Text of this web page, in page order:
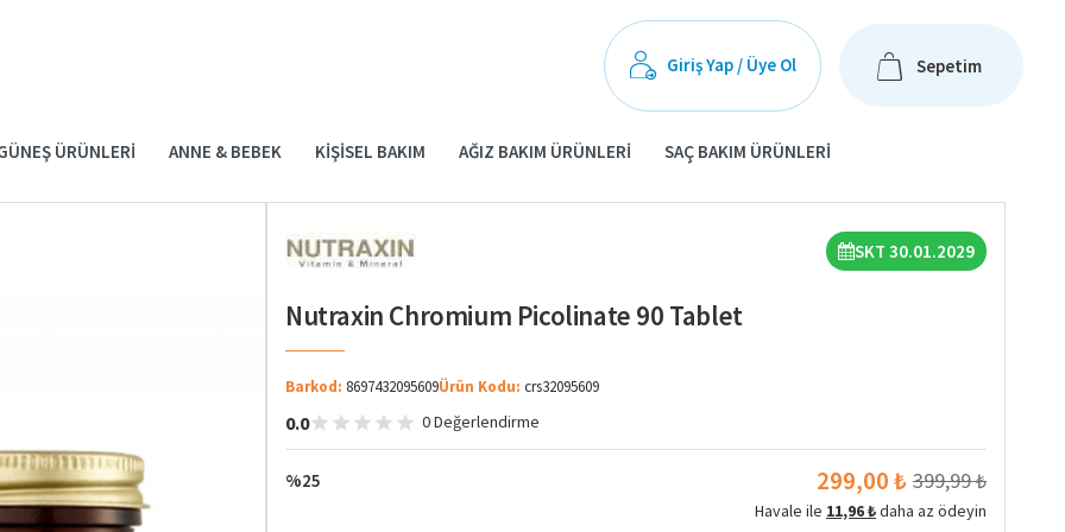
Giriş Yap / Üye Ol Sepetim
ÜRÜNLERI ANNE & BEBEK KIŞISEL BAKIM AĞIZ BAKIM ÜRÜNLERI SAÇ BAKIM ÜRÜNLERI
SKT 30.01.2029
Nutraxin Chromium Picolinate 90 Tablet
Barkod: 8697432095609Ürün Kodu: crs32095609
0.0 0 Değerlendirme
%25 299,00 ₺ 399,99 ₺
Havale ile 11,96 ₺daha az ödeyin